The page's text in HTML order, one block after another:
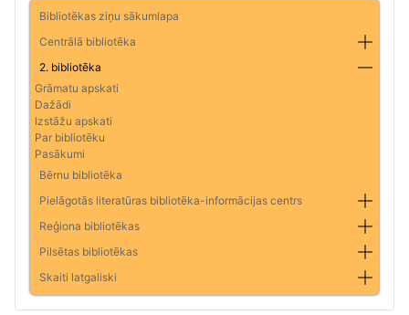
Bibliotēkas ziņu sākumlapa
Centrālā bibliotēka
2. bibliotēka
Grāmatu apskati
Dažādi
Izstāžu apskati
Par bibliotēku
Pasākumi
Bērnu bibliotēka
Pielāgotās literatūras bibliotēka-informācijas centrs
Reģiona bibliotēkas
Pilsētas bibliotēkas
Skaiti latgaliski